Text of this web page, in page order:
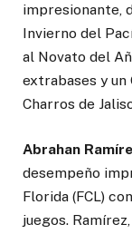
impresionante,
Invierno del
al Novato del
extrabases y un
Charros de
Abrahan
desempeño
Florida (FCL)
juegos.